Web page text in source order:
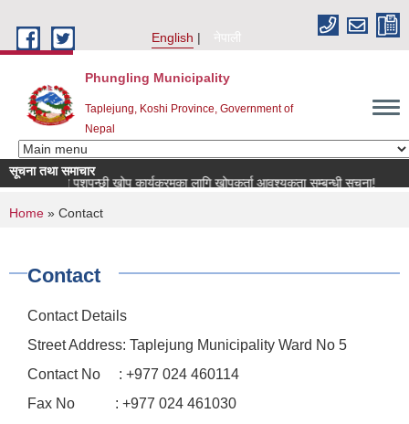
English
नेपाली
Phungling Municipality
Taplejung, Koshi Province, Government of
Nepal
सूचना तथा समाचार
पशुपन्छी खोप कार्यक्रमका लागि खोपकर्ता आवश्यकता सम्बन्धी सूचना!
You are here
Home » Contact
Contact
Contact Details
Street Address: Taplejung Municipality Ward No 5
Contact No : +977 024 460114
Fax No : +977 024 461030